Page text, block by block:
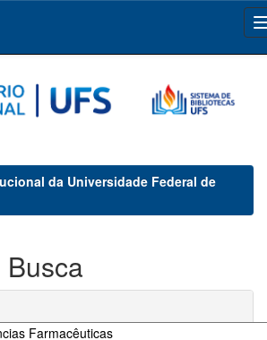
da Universidade Federal de